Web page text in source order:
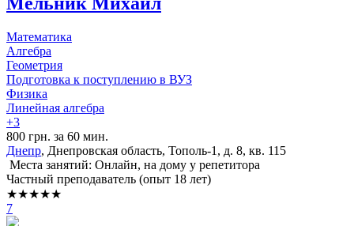
Математика
Алгебра
Геометрия
Подготовка к поступлению в ВУЗ
Физика
Линейная алгебра
+3
800 грн. за 60 мин.
Днепр, Днепровская область, Тополь-1, д. 8, кв. 115
Места занятий: Онлайн, на дому у репетитора
Частный преподаватель (опыт 18 лет)
★★★★★
7